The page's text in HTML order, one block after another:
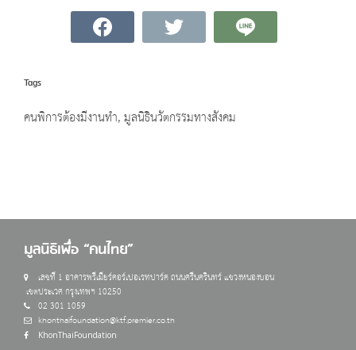
Tags
คนพิการต้องมีงานทำ,มูลนิธินวัตกรรมทางสังคม
มูลนิธิเพื่อ “คนไทย”
เลขที่ 1 อาคารพรีเมียร์คอร์เปอเรทปาร์ค ถนนศรีนครินทร์ แขวงหนองบอน
เขตประเวศ กรุงเทพฯ 10250
02 301 1059
khonthaifoundation@ktf.premier.co.th
KhonThaiFoundation